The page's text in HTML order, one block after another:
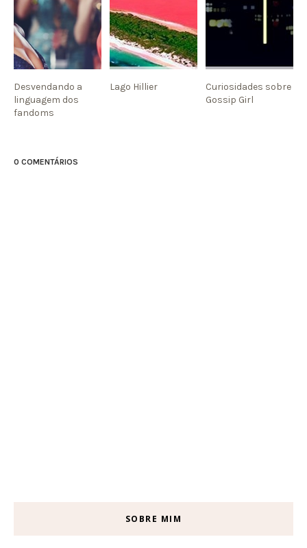
Desvendando a
linguagem dos
fandoms
Lago Hillier
Curiosidades sobre
Gossip Girl
0 COMENTÁRIOS
SOBRE MIM